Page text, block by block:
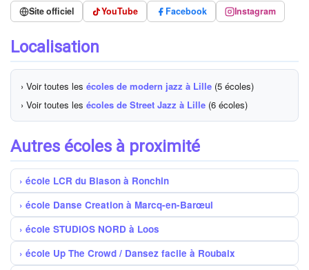
Site officiel YouTube Facebook Instagram
Localisation
› Voir toutes les écoles de modern jazz à Lille (5 écoles)
› Voir toutes les écoles de Street Jazz à Lille (6 écoles)
Autres écoles à proximité
école LCR du Blason à Ronchin
école Danse Creation à Marcq-en-Barœul
école STUDIOS NORD à Loos
école Up The Crowd / Dansez facile à Roubaix